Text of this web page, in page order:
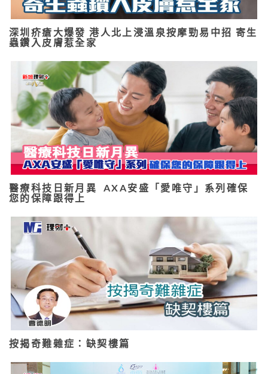
深圳疥瘡大爆發 港人北上浸溫泉按摩勁易中招 寄生
蟲鑽入皮膚惹全家
醫療科技日新月異 AXA安盛「愛唯守」系列確保
您的保障跟得上
按揭奇難雜症：缺契樓篇